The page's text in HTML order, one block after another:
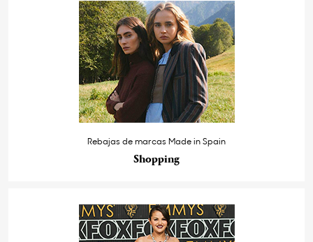
Rebajas de marcas Made in Spain
Shopping